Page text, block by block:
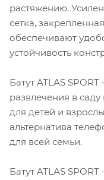
растяжению.
сетка,
обеспечивают
устойчивость
Батут ATLAS
развлечения в
для детей и
альтернатива
для всей семьи.
Батут ATLAS